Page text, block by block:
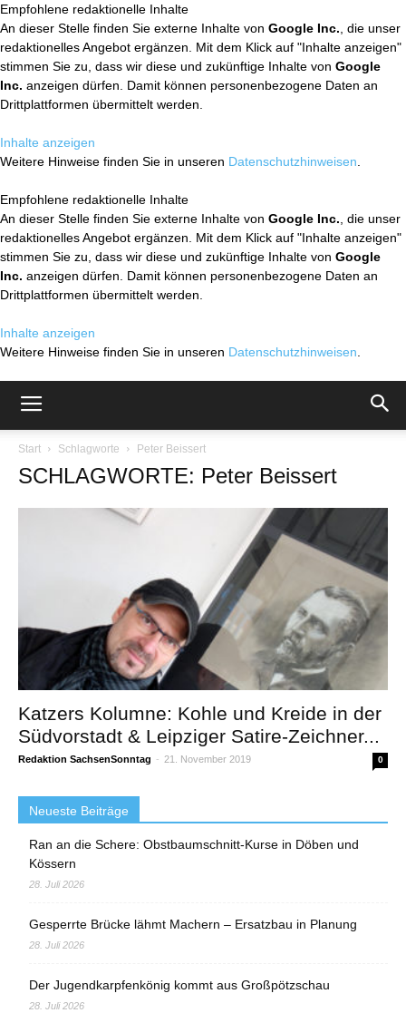
Empfohlene redaktionelle Inhalte
An dieser Stelle finden Sie externe Inhalte von Google Inc. , die unser
redaktionelles Angebot ergänzen. Mit dem Klick auf "Inhalte anzeigen"
stimmen Sie zu, dass wir diese und zukünftige Inhalte von Google
Inc. anzeigen dürfen. Damit können personenbezogene Daten an
Drittplattformen übermittelt werden.
Inhalte anzeigen
Weitere Hinweise finden Sie in unseren Datenschutzhinweisen
Empfohlene redaktionelle Inhalte
An dieser Stelle finden Sie externe Inhalte von Google Inc. , die unser
redaktionelles Angebot ergänzen. Mit dem Klick auf "Inhalte anzeigen"
stimmen Sie zu, dass wir diese und zukünftige Inhalte von Google
Inc. anzeigen dürfen. Damit können personenbezogene Daten an
Drittplattformen übermittelt werden.
Inhalte anzeigen
Weitere Hinweise finden Sie in unseren Datenschutzhinweisen
Start Schlagworte Peter Beissert
SCHLAGWORTE: Peter Beissert
Katzers Kolumne: Kohle und Kreide in der
Südvorstadt & Leipziger Satire-Zeichner...
Redaktion SachsenSonntag - 21. November 2019 0
Neueste Beiträge
Ran an die Schere: Obstbaumschnitt-Kurse in Döben und
Kössern
28. Juli 2026
Gesperrte Brücke lähmt Machern – Ersatzbau in Planung
28. Juli 2026
Der Jugendkarpfenkönig kommt aus Großpötzschau
28. Juli 2026